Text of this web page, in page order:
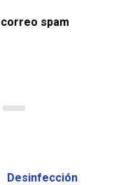
spam
Desinfección